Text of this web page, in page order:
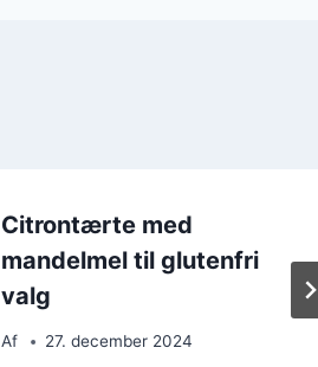
Citrontærte med
mandelmel til glutenfri
valg
Af 27. december 2024